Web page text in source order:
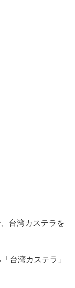
台湾カステラを
台湾カステラ」